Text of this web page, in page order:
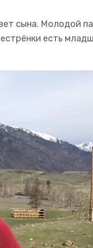
сына. Молодой
есть